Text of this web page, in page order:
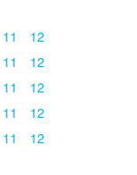
11
12
11
12
11
12
11
12
11
12